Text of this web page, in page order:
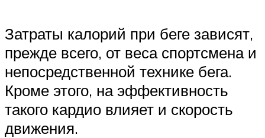
Затраты калорий при беге зависят,
прежде всего, от веса спортсмена и
непосредственной технике бега.
Кроме этого, на эффективность
такого кардио влияет и скорость
движения.